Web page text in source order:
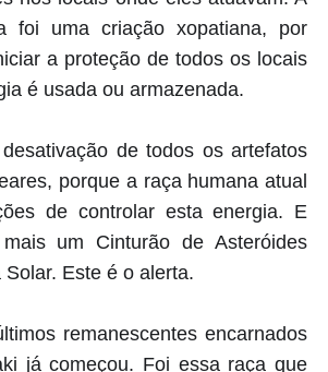
foi uma criação xopatiana, por
a proteção de todos os locais
é usada ou armazenada.
de todos os artefatos
porque a raça humana atual
de controlar esta energia. E
um Cinturão de Asteróides
Este é o alerta.
remanescentes encarnados
já começou. Foi essa raça que